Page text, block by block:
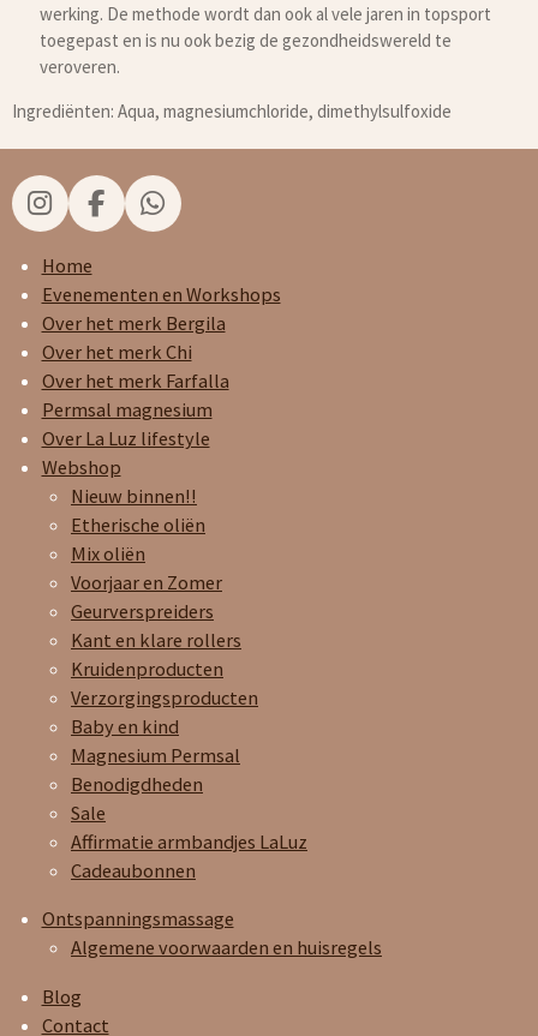
werking. De methode wordt dan ook al vele jaren in topsport
toegepast en is nu ook bezig de gezondheidswereld te
veroveren.
Ingrediënten: Aqua, magnesiumchloride, dimethylsulfoxide
I
n
s
t
a
g
r
a
m
F
a
e
b
o
o
k
W
h
t
s
A
p
p
Home
Evenementen en Workshops
Over het merk Bergila
Over het merk Chi
Over het merk Farfalla
Permsal magnesium
Over La Luz lifestyle
Webshop
Nieuw binnen!!
Etherische oliën
Mix oliën
Voorjaar en Zomer
Geurverspreiders
Kant en klare rollers
Kruidenproducten
Verzorgingsproducten
Baby en kind
Magnesium Permsal
Benodigdheden
Sale
Affirmatie armbandjes LaLuz
Cadeaubonnen
Ontspanningsmassage
Algemene voorwaarden en huisregels
Blog
Contact